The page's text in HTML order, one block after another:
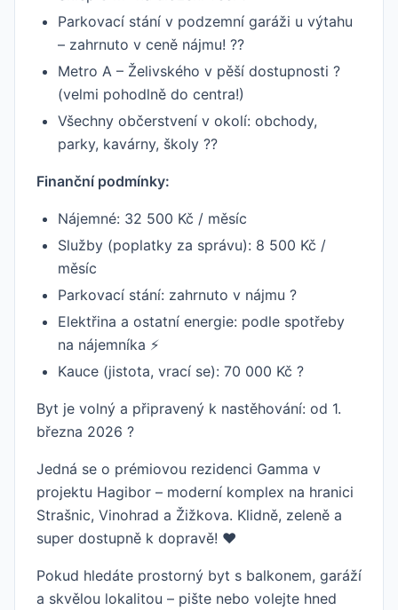
Parkovací stání v podzemní garáži u výtahu
– zahrnuto v ceně nájmu! ??
Metro A – Želivského v pěší dostupnosti ?
(velmi pohodlně do centra!)
Všechny občerstvení v okolí: obchody,
parky, kavárny, školy ??
Finanční podmínky:
Nájemné: 32 500 Kč / měsíc
Služby (poplatky za správu): 8 500 Kč /
měsíc
Parkovací stání: zahrnuto v nájmu ?
Elektřina a ostatní energie: podle spotřeby
na nájemníka ⚡
Kauce (jistota, vrací se): 70 000 Kč ?
Byt je volný a připravený k nastěhování: od 1.
března 2026 ?
Jedná se o prémiovou rezidenci Gamma v
projektu Hagibor – moderní komplex na hranici
Strašnic, Vinohrad a Žižkova. Klidně, zeleně a
super dostupně k dopravě! ❤️
Pokud hledáte prostorný byt s balkonem, garáží
a skvělou lokalitou – pište nebo volejte hned